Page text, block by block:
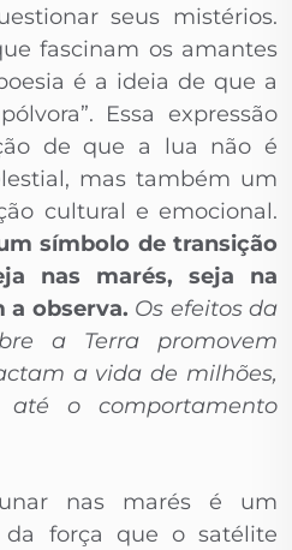
seus mistérios.
fascinam os amantes
é a ideia de que a
Essa expressão
de que a lua não é
mas também um
cultural e emocional.
símbolo de transição
nas marés, seja na
a observa. Os efeitos da
a Terra promovem
a vida de milhões,
até o comportamento
nas marés é um
da força que o satélite